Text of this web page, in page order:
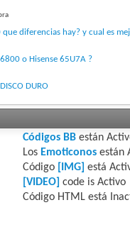
que diferencias hay? y cual es
o Hisense 65U7A ?
DURO
Códigos BBestán
Los Emoticonosestán
Código
[IMG] está
[VIDEO] code is Activo
Código HTML está